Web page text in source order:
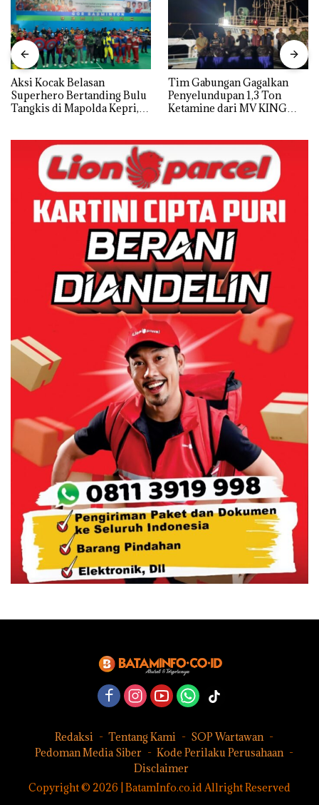
Aksi Kocak Belasan
Superhero Bertanding Bulu
Tangkis di Mapolda Kepri,
Tim Gabungan Gagalkan
Penyelundupan 1,3 Ton
Ketamine dari MV KING
Redaksi Tentang Kami
SOP Wartawan
Pedoman Media Siber
Kode Perilaku Perusahaan
Disclaimer
Copyright © 2026 | BatamInfo.co.id Allright Reserved